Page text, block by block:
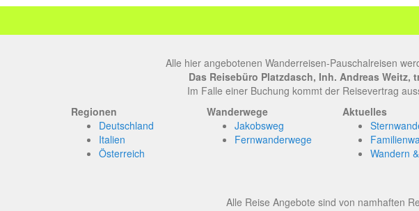
Alle hier angebotenen Wanderreisen-Pauschalreisen
Das Reisebüro Platzdasch, Inh. Andreas
Im Falle einer Buchung kommt der Reisevertrag
Regionen
Deutschland
Italien
Österreich
Wanderwege
Jakobsweg
Fernwanderwege
Aktuelles
Wandern
Alle Reise Angebote sind von namhaften